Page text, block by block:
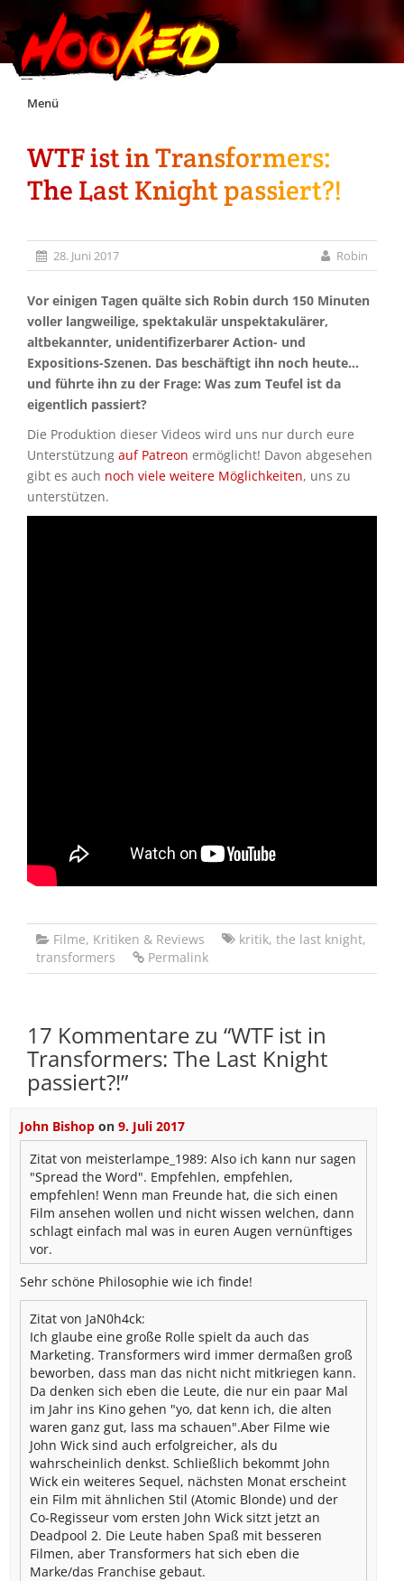
Skip
Menü
Unterstützt Hooked!
Exklusiv für Supporter*innen
Impressum
Jobs
Discord
WTF ist in Transformers:
The Last Knight passiert?!
28. Juni 2017 Robin
Vor einigen Tagen quälte sich Robin durch 150 Minuten
voller langweilige, spektakulär unspektakulärer,
altbekannter, unidentifizerbarer Action- und
Expositions-Szenen. Das beschäftigt ihn noch heute…
und führte ihn zu der Frage: Was zum Teufel ist da
eigentlich passiert?
Die Produktion dieser Videos wird uns nur durch eure
Unterstützung auf Patreon ermöglicht! Davon abgesehen
gibt es auch noch viele weitere Möglichkeiten, uns zu
unterstützen.
Filme, Kritiken & Reviews kritik, the last knight,
transformers
Permalink
17 Kommentare zu “WTF ist in
Transformers: The Last Knight
passiert?!”
John Bishopon 9. Juli 2017
Zitat von meisterlampe_1989: Also ich kann nur sagen
"Spread the Word". Empfehlen, empfehlen,
empfehlen! Wenn man Freunde hat, die sich einen
Film ansehen wollen und nicht wissen welchen, dann
schlagt einfach mal was in euren Augen vernünftiges
vor.
Sehr schöne Philosophie wie ich finde!
Zitat von JaN0h4ck:
Ich glaube eine große Rolle spielt da auch das
Marketing. Transformers wird immer dermaßen groß
beworben, dass man das nicht nicht mitkriegen kann.
Da denken sich eben die Leute, die nur ein paar Mal
im Jahr ins Kino gehen "yo, dat kenn ich, die alten
waren ganz gut, lass ma schauen".Aber Filme wie
John Wick sind auch erfolgreicher, als du
wahrscheinlich denkst. Schließlich bekommt John
Wick ein weiteres Sequel, nächsten Monat erscheint
ein Film mit ähnlichen Stil (Atomic Blonde) und der
Co-Regisseur vom ersten John Wick sitzt jetzt an
Deadpool 2. Die Leute haben Spaß mit besseren
Filmen, aber Transformers hat sich eben die
Marke/das Franchise gebaut.